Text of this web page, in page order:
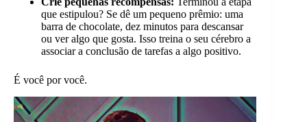
que estipulou? Se dê um pequeno prêmio: uma
barra de chocolate, dez minutos para descansar
ou ver algo que gosta. Isso treina o seu cérebro a
associar a conclusão de tarefas a algo positivo.
É você por você.